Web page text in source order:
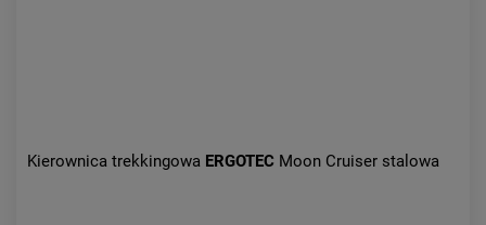
Kierownica trekkingowa ERGOTEC Moon Cruiser stalowa